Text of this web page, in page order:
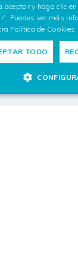
Sebastián
aceptar y haga clic
Puedes ver más
Política de Cookies
TODO